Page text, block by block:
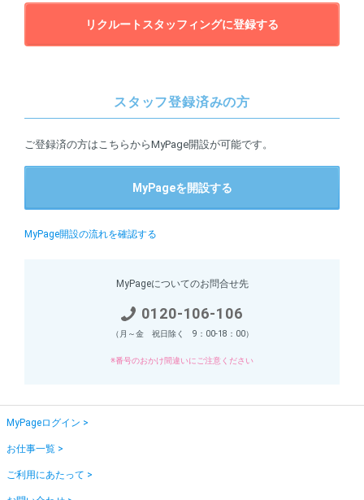
リクルートスタッフィングに登録する
スタッフ登録済みの方
ご登録済の方はこちらからMyPage開設が可能です。
MyPageを開設する
MyPage開設の流れを確認する
MyPageについてのお問合せ先
0120-106-106
（月～金 祝日除く 9：00-18：00）
※番号のおかけ間違いにご注意ください
MyPageログイン
お仕事一覧
ご利用にあたって